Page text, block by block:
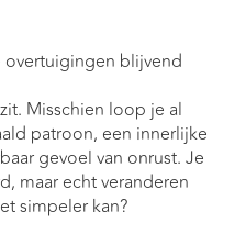
blijvend
Misschien loop je al
patroon, een innerlijke
gevoel van onrust. Je
maar echt veranderen
simpeler kan?